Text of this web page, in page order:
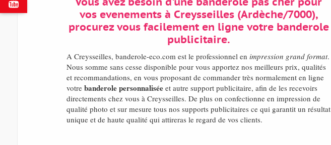
vos evenements à Creysseilles (Ardèche/7000),
procurez vous facilement en ligne votre banderole
publicitaire.
A Creysseilles, banderole-eco.com est le professionnel en impression grand format.
Nous somme sans cesse disponible pour vous apportez nos meilleurs prix, qualités
et recommandations, en vous proposant de commander très normalement en ligne
votre banderole personnaliséeet autre support publicitaire, afin de les recevoirs
directements chez vous à Creysseilles. De plus on confectionne en impression de
qualité photo et sur mesure tous nos supports publicitaires ce qui garantit un résultat
unique et de haute qualité qui attireras le regard de vos clients.